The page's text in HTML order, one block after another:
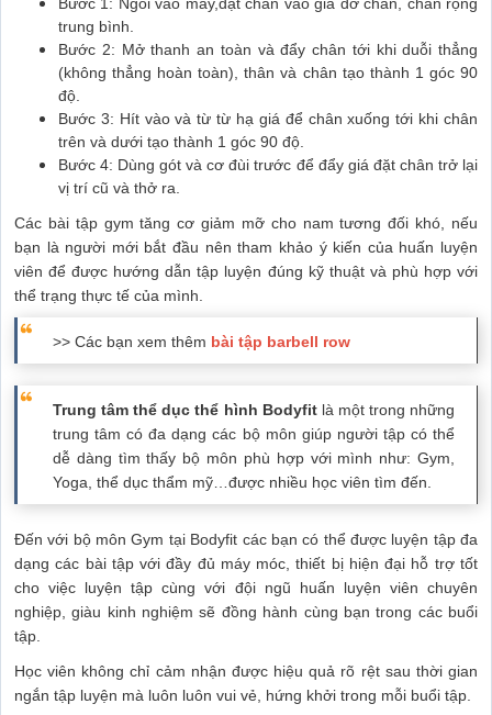
Bước 1: Ngồi vào máy,đặt chân vào giá đỡ chân, chân rộng
trung bình.
Bước 2: Mở thanh an toàn và đẩy chân tới khi duỗi thẳng
(không thẳng hoàn toàn), thân và chân tạo thành 1 góc 90
độ.
Bước 3: Hít vào và từ từ hạ giá để chân xuống tới khi chân
trên và dưới tạo thành 1 góc 90 độ.
Bước 4: Dùng gót và cơ đùi trước để đẩy giá đặt chân trở lại
vị trí cũ và thở ra.
Các bài tập gym tăng cơ giảm mỡ cho nam tương đối khó, nếu
bạn là người mới bắt đầu nên tham khảo ý kiến của huấn luyện
viên để được hướng dẫn tập luyện đúng kỹ thuật và phù hợp với
thể trạng thực tế của mình.
>> Các bạn xem thêm bài tập barbell row
Trung tâm thể dục thể hình Bodyfitlà một trong những
trung tâm có đa dạng các bộ môn giúp người tập có thể
dễ dàng tìm thấy bộ môn phù hợp với mình như: Gym,
Yoga, thể dục thẩm mỹ…được nhiều học viên tìm đến.
Đến với bộ môn Gym tại Bodyfit các bạn có thể được luyện tập đa
dạng các bài tập với đầy đủ máy móc, thiết bị hiện đại hỗ trợ tốt
cho việc luyện tập cùng với đội ngũ huấn luyện viên chuyên
nghiệp, giàu kinh nghiệm sẽ đồng hành cùng bạn trong các buổi
tập.
Học viên không chỉ cảm nhận được hiệu quả rõ rệt sau thời gian
ngắn tập luyện mà luôn luôn vui vẻ, hứng khởi trong mỗi buổi tập.